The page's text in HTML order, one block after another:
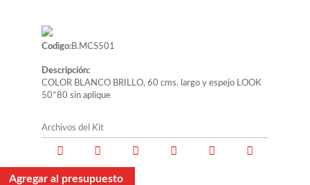
Codigo:B.MCS501
Descripción:
COLOR BLANCO BRILLO, 60 cms. largo y espejo LOOK
50*80 sin aplique
Archivos del Kit
Agregar al presupuesto